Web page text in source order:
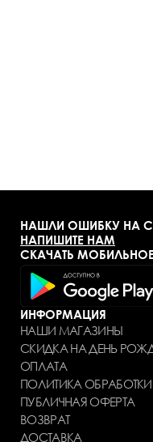
НАШЛИ ОШИБКУ НА
НАПИШИТЕ НАМ
СКАЧАТЬ
ИНФОРМАЦИЯ
НАШИ МАГАЗИНЫ
СКИДКА НА ДЕНЬ
ОПЛАТА
ПОЛИТИКА
ПУБЛИЧНАЯ ОФЕРТА
ВОЗВРАТ
ДОСТАВКА